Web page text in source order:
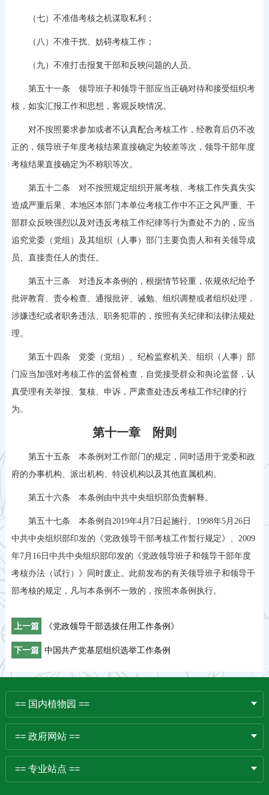
（七）不准借考核之机谋取私利；
（八）不准干扰、妨碍考核工作；
（九）不准打击报复干部和反映问题的人员。
第五十一条 领导班子和领导干部应当正确对待和接受组织考
核，如实汇报工作和思想，客观反映情况。
对不按照要求参加或者不认真配合考核工作，经教育后仍不改
正的，领导班子年度考核结果直接确定为较差等次，领导干部年度
考核结果直接确定为不称职等次。
第五十二条 对不按照规定组织开展考核、考核工作失真失实
造成严重后果、本地区本部门本单位考核工作中不正之风严重、干
部群众反映强烈以及对违反考核工作纪律等行为查处不力的，应当
追究党委（党组）及其组织（人事）部门主要负责人和有关领导成
员、直接责任人的责任。
第五十三条 对违反本条例的，根据情节轻重，依规依纪给予
批评教育、责令检查、通报批评、诫勉、组织调整或者组织处理，
涉嫌违纪或者职务违法、职务犯罪的，按照有关纪律和法律法规处
理。
第五十四条 党委（党组）、纪检监察机关、组织（人事）部
门应当加强对考核工作的监督检查，自觉接受群众和舆论监督，认
真受理有关举报、复核、申诉，严肃查处违反考核工作纪律的行
为。
第十一章 附则
第五十五条 本条例对工作部门的规定，同时适用于党委和政
府的办事机构、派出机构、特设机构以及其他直属机构。
第五十六条 本条例由中共中央组织部负责解释。
第五十七条 本条例自2019年4月7日起施行。1998年5月26日
中共中央组织部印发的《党政领导干部考核工作暂行规定》、2009
年7月16日中共中央组织部印发的《党政领导班子和领导干部年度
考核办法（试行）》同时废止。此前发布的有关领导班子和领导干
部考核的规定，凡与本条例不一致的，按照本条例执行。
上一篇 《党政领导干部选拔任用工作条例》
下一篇 中国共产党基层组织选举工作条例
== 国内植物园 ==
== 政府网站 ==
== 专业站点 ==